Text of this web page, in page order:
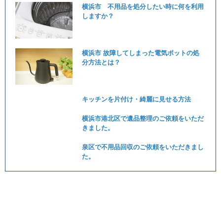
横浜市 不用品を処分したい時に何を利用
しますか？
横浜市 故障してしまった電気ポットの処
分方法とは？
キッチンを片付け・綺麗に見せる方法
横浜市港北区で遺品整理のご依頼をいただ
きました。
泉区で不用品回収のご依頼をいただきまし
た。